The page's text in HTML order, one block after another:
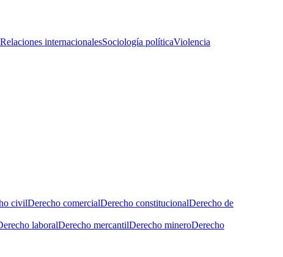
Relaciones internacionalesSociología políticaViolencia
civilDerecho comercialDerecho constitucionalDerecho de
laboralDerecho mercantilDerecho mineroDerecho